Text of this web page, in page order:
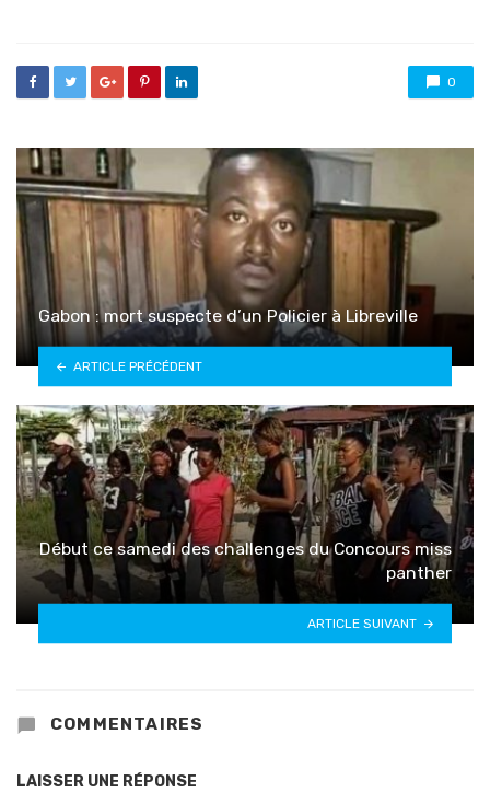
0
Gabon : mort suspecte d’un Policier à Libreville
ARTICLE PRÉCÉDENT
Début ce samedi des challenges du Concours miss
panther
ARTICLE SUIVANT
COMMENTAIRES
LAISSER UNE RÉPONSE